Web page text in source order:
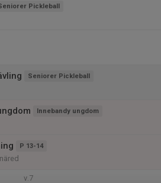
Pickleball
Seniorer Pickleball
Innebandy ungdom
P 13-14
v.7